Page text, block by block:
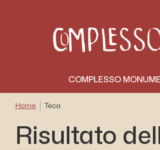
COMPLESSO
Home Teca
Risultato